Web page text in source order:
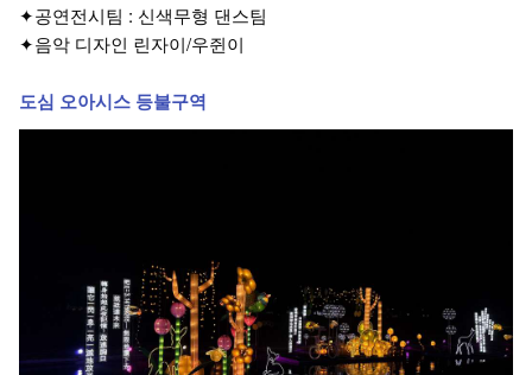
✦공연전시팀 : 신색무형 댄스팀
✦음악 디자인 린자이/우쥔이
도심 오아시스 등불구역